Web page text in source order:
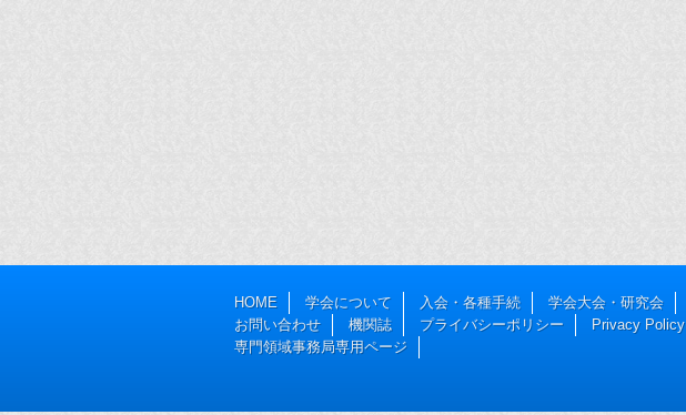
HOME 学会について 入会・各種手続 学会大会・研究会
お問い合わせ
機関誌 プライバシーポリシー
Privacy Policy
専門領域事務局専用ページ